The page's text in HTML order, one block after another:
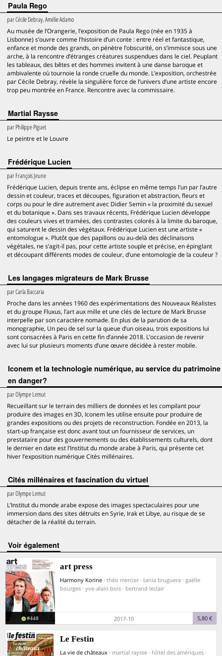
Paula Rego
parCécile Debray, Amélie Adamo
Au musée de l’Orangerie, l’exposition de Paula Rego (née en 1935 à
Lisbonne) s’ouvre comme l’histoire d’un conte : entre réel et fantastique,
enfance et monde des grands, on pénètre l’obscurité, on s’immisce sous une
arche, à la rencontre d’étranges créatures suspendues dans le ciel. Peuplant
les tableaux, des bêtes et des hommes invitent à une danse baroque et
ambivalente où tournoie la ronde cruelle du monde. L’exposition, orchestrée
par Cécile Debray, révèle la singulière force de l’univers d’une artiste encore
trop peu montrée en France. Rencontre avec la commissaire.
Martial Raysse
parPhilippe Piguet
Le peintre et le Louvre
Frédérique Lucien
parFrançois Jeune
Frédérique Lucien, depuis trente ans, éclipse en même temps l’un par l’autre
dessin et couleur, traces et découpes, figuration et abstraction, fleurs et
corps ou pour le dire autrement avec Didier Semin « la proximité du sexuel
et du botanique ». Dans ses travaux récents, Frédérique Lucien développe
des couleurs vives et tramées, des contrastes colorés à la limite du baroque,
qui saturent le dessin des végétaux. Frédérique Lucien est une artiste «
entomologue ». Plutôt que des papillons ou au-delà des déclinaisons
végétales, ne s’agit-il pas, pour cette artiste souple et précise, en épinglant
et découpant différents modes de couleur, d’une entomologie de la couleur ?
Les langages migrateurs de Mark Brusse
parCarla Baccaria
Proche dans les années 1960 des expérimentations des Nouveaux Réalistes
et du groupe Fluxus, l’art aux mille et une clés de lecture de Mark Brusse
interpelle par son caractère nomade. En plus de la parution de sa
monographie, Un peu de sel sur la queue d’un oiseau, trois expositions lui
sont consacrées à Paris en cette fin d’année 2018. L’occasion de revenir
avec lui sur plusieurs moments d’une œuvre décidée à rester mobile.
Iconem et la technologie numérique, au service du patrimoine
en danger?
parOlympe Lemut
Recueillant sur le terrain des milliers de données et les compilant pour
produire des images en 3D, Iconem les utilise ensuite pour produire de
grandes expositions ou des projets de reconstruction. Fondée en 2013, la
start-up française est donc avant tout un fournisseur de services, un
prestataire pour des gouvernements ou des établissements culturels, dont
le dernier en date est l’Institut du monde arabe à Paris, qui présente cet
hiver l’exposition numérique Cités millénaires.
Cités millénaires et fascination du virtuel
parOlympe Lemut
L’Institut du monde arabe expose des images spectaculaires pour une
immersion dans des sites détruits en Syrie, Irak et Libye, au risque de se
détacher de la réalité du terrain.
voir également
art press
Harmony Korine · théo mercier · tania bruguera · gaëlle
bourges · yve-alain bois · bertrand leclair
#448 2017-10 5,80 €
Le Festin
La vie de châteaux · martial raysse · hôtel des amériques ·